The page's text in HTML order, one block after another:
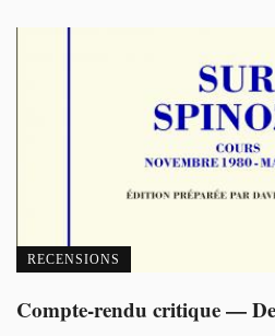
RECENSIONS
Compte-rendu critique —